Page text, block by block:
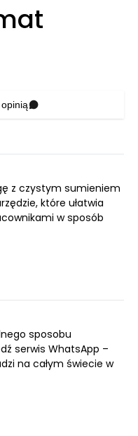
z czystym sumieniem
które ułatwia
w sposób
sposobu
serwis WhatsApp –
na całym świecie w